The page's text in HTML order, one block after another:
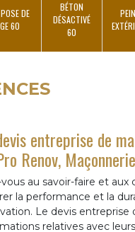
DE
60
BÉTON
DÉSACTIVÉ
60
entreprise de
Renov,
vous au savoir-faire et
la performance et la
Le devis
relatives avec